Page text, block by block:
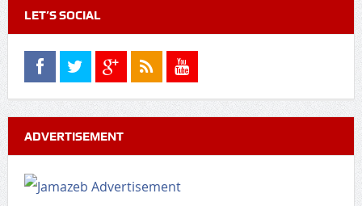
LET’S SOCIAL
ADVERTISEMENT